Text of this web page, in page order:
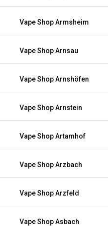
Vape Shop Armsheim
Vape Shop Arnsau
Vape Shop Arnshöfen
Vape Shop Arnstein
Vape Shop Artamhof
Vape Shop Arzbach
Vape Shop Arzfeld
Vape Shop Asbach